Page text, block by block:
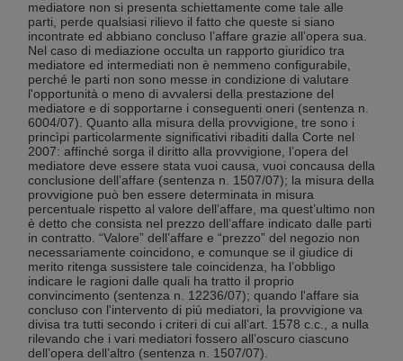
mediatore non si presenta schiettamente come tale alle
parti, perde qualsiasi rilievo il fatto che queste si siano
incontrate ed abbiano concluso l’affare grazie all’opera sua.
Nel caso di mediazione occulta un rapporto giuridico tra
mediatore ed intermediati non è nemmeno configurabile,
perché le parti non sono messe in condizione di valutare
l'opportunità o meno di avvalersi della prestazione del
mediatore e di sopportarne i conseguenti oneri (sentenza n.
6004/07). Quanto alla misura della provvigione, tre sono i
princìpi particolarmente significativi ribaditi dalla Corte nel
2007: affinché sorga il diritto alla provvigione, l’opera del
mediatore deve essere stata vuoi causa, vuoi concausa della
conclusione dell’affare (sentenza n. 1507/07); la misura della
provvigione può ben essere determinata in misura
percentuale rispetto al valore dell’affare, ma quest’ultimo non
è detto che consista nel prezzo dell’affare indicato dalle parti
in contratto. “Valore” dell’affare e “prezzo” del negozio non
necessariamente coincidono, e comunque se il giudice di
merito ritenga sussistere tale coincidenza, ha l’obbligo
indicare le ragioni dalle quali ha tratto il proprio
convincimento (sentenza n. 12236/07); quando l'affare sia
concluso con l'intervento di più mediatori, la provvigione va
divisa tra tutti secondo i criteri di cui all’art. 1578 c.c., a nulla
rilevando che i vari mediatori fossero all’oscuro ciascuno
dell’opera dell’altro (sentenza n. 1507/07).